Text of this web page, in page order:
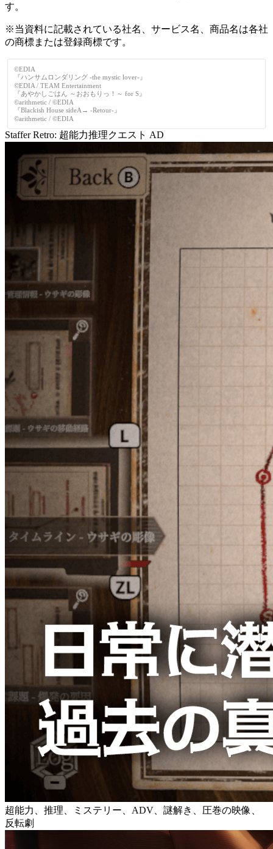
す。
※当資料に記載されている社名、サービス名、商品名は各社
の商標または登録商標です。
©EDIA
『ハンサムロンダリング -the mystic lover-』
©EDIA / TEAM Entertainment
『あやかしごはん ～おおもりっ！～ for S』
©arithmetic / ©EDIA
『Blackish House sideA→ -Retour-』
©arithmetic / ©EDIA
Staffer Retro: 超能力推理クエスト AD
超能力、推理、ミステリー、ADV、謎解き、圧巻の映像、
反転劇